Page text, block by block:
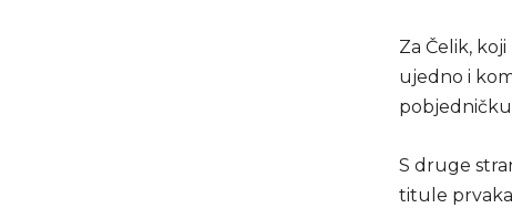
Za Čelik,
ujedno i
S druge
titule